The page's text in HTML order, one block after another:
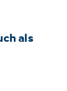
als